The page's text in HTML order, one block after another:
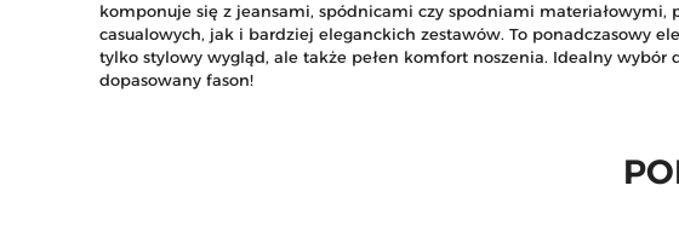
komponuje się z jeansami, spódnicami czy spodniami materiałowymi,
casualowych, jak i bardziej eleganckich zestawów. To ponadczasowy
tylko stylowy wygląd, ale także pełen komfort noszenia. Idealny
dopasowany fason!